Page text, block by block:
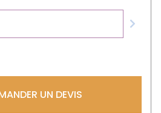
Next
UN DEVIS